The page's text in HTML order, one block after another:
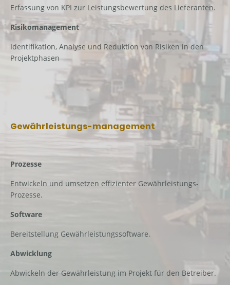
Erfassung von KPI zur Leistungsbewertung des Lieferanten.
Risikomanagement
Identifikation, Analyse und Reduktion von Risiken in den
Projektphasen
Gewährleistungs-management
Prozesse
Entwickeln und umsetzen effizienter Gewährleistungs-
Prozesse.
Software
Bereitstellung Gewährleistungssoftware.
Abwicklung
Abwickeln der Gewährleistung im Projekt für den Betreiber.